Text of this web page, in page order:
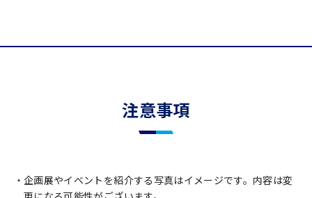
注意事項
企画展やイベントを紹介する写真はイメージです。内容は変